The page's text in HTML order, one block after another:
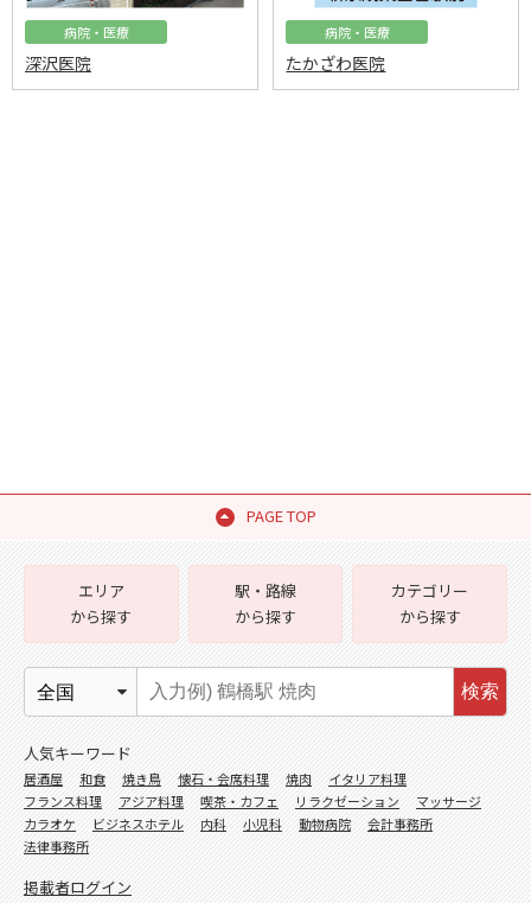
病院・医療
深沢医院
病院・医療
たかざわ医院
PAGE TOP
エリア
から探す
駅・路線
から探す
カテゴリー
から探す
検索
人気キーワード
居酒屋 和食 焼き鳥 懐石・会席料理 焼肉
イタリア料理
フランス料理
アジア料理 喫茶・カフェ リラクゼーション
マッサージ
カラオケ
ビジネスホテル 内科 小児科 動物病院
会計事務所
法律事務所
掲載者ログイン